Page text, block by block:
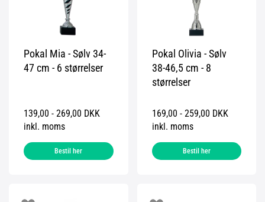
Pokal Mia - Sølv 34-
47 cm - 6 størrelser
139,00 - 269,00 DKK
inkl. moms
Bestil her
Pokal Olivia - Sølv
38-46,5 cm - 8
størrelser
169,00 - 259,00 DKK
inkl. moms
Bestil her